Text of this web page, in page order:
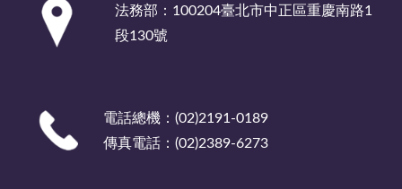
法務部：100204臺北市中正區重慶南路1
段130號
電話總機：(02)2191-0189
傳真電話：(02)2389-6273